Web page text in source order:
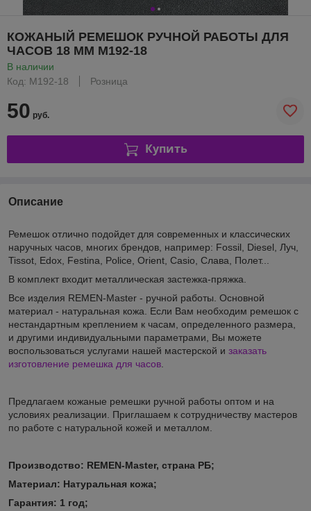
КОЖАНЫЙ РЕМЕШОК РУЧНОЙ РАБОТЫ ДЛЯ
ЧАСОВ 18 ММ M192-18
В наличии
Код: M192-18
Розница
50 руб.
Купить
Описание
Ремешок отлично подойдет для современных и классических
наручных часов, многих брендов, например: Fossil, Diesel, Луч,
Tissot, Edox, Festina, Police, Orient, Casio, Слава, Полет...
В комплект входит металлическая застежка-пряжка.
Все изделия REMEN-Master - ручной работы. Основной
материал - натуральная кожа. Если Вам необходим ремешок с
нестандартным креплением к часам, определенного размера,
и другими индивидуальными параметрами, Вы можете
воспользоваться услугами нашей мастерской и заказать
изготовление ремешка для часов
Предлагаем кожаные ремешки ручной работы оптом и на
условиях реализации. Приглашаем к сотрудничеству мастеров
по работе с натуральной кожей и металлом.
Производство: REMEN-Master, страна РБ;
Материал: Натуральная кожа;
Гарантия: 1 год;